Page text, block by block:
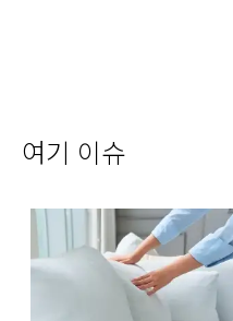
여기 이슈